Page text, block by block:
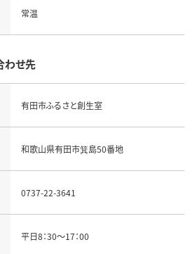
常温
わせ先
有田市ふるさと創生室
和歌山県有田市箕島50番地
0737-22-3641
平日8：30～17：00